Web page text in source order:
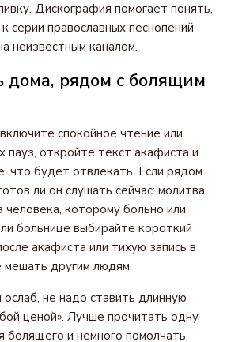
Дискография помогает понять,
серии православных песнопений
неизвестным каналом.
дома, рядом с болящим
спокойное чтение или
пауз, откройте текст акафиста и
что будет отвлекать. Если рядом
ли он слушать сейчас: молитва
которому больно или
больнице выбирайте короткий
акафиста или тихую запись в
мешать другим людям.
ослаб, не надо ставить длинную
ценой». Лучше прочитать одну
болящего и немного помолчать.